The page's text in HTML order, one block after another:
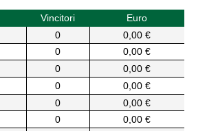
Vincitori
Euro
0
0,00 €
0
0,00 €
0
0,00 €
0
0,00 €
0
0,00 €
0
0,00 €